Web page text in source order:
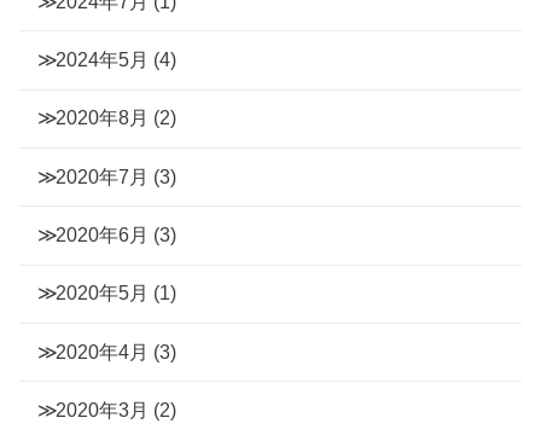
2024年5月 (4)
2020年8月 (2)
2020年7月 (3)
2020年6月 (3)
2020年5月 (1)
2020年4月 (3)
2020年3月 (2)